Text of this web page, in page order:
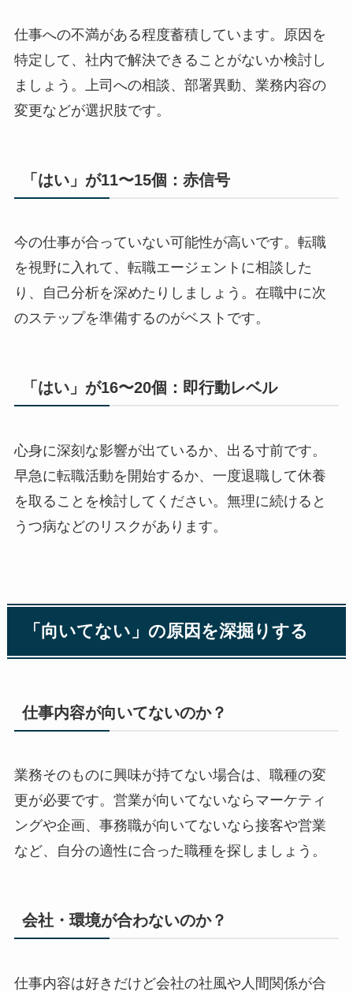
仕事への不満がある程度蓄積しています。原因を
特定して、社内で解決できることがないか検討し
ましょう。上司への相談、部署異動、業務内容の
変更などが選択肢です。
「はい」が11〜15個：赤信号
今の仕事が合っていない可能性が高いです。転職
を視野に入れて、転職エージェントに相談した
り、自己分析を深めたりしましょう。在職中に次
のステップを準備するのがベストです。
「はい」が16〜20個：即行動レベル
心身に深刻な影響が出ているか、出る寸前です。
早急に転職活動を開始するか、一度退職して休養
を取ることを検討してください。無理に続けると
うつ病などのリスクがあります。
「向いてない」の原因を深掘りする
仕事内容が向いてないのか？
業務そのものに興味が持てない場合は、職種の変
更が必要です。営業が向いてないならマーケティ
ングや企画、事務職が向いてないなら接客や営業
など、自分の適性に合った職種を探しましょう。
会社・環境が合わないのか？
仕事内容は好きだけど会社の社風や人間関係が合